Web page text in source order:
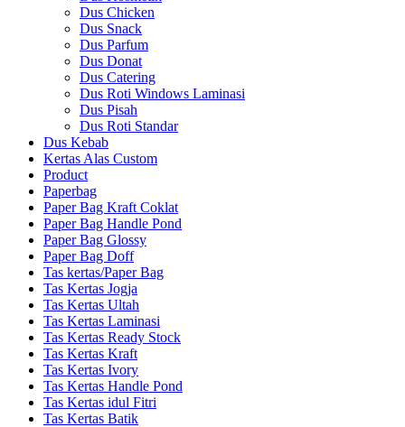
Dus Chicken
Dus Snack
Dus Parfum
Dus Donat
Dus Catering
Dus Roti Windows Laminasi
Dus Pisah
Dus Roti Standar
Dus Kebab
Kertas Alas Custom
Product
Paperbag
Paper Bag Kraft Coklat
Paper Bag Handle Pond
Paper Bag Glossy
Paper Bag Doff
Tas kertas/Paper Bag
Tas Kertas Jogja
Tas Kertas Ultah
Tas Kertas Laminasi
Tas Kertas Ready Stock
Tas Kertas Kraft
Tas Kertas Ivory
Tas Kertas Handle Pond
Tas Kertas idul Fitri
Tas Kertas Batik